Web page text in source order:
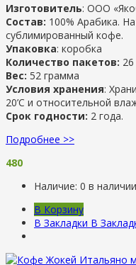
Изготовитель: ООО
Состав: 100% Арабика.
сублимированный кофе.
Упаковка: коробка
Количество пакетов: 26
Вес: 52 грамма
Условия хранения:
20’C и относительной
Срок годности: 2 года.
Подробнее >>
480
Наличие: 0 в наличии
В Корзину
В Закладки В